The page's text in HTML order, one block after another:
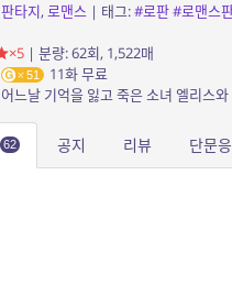
판타지, 로맨스| 태그:#로판#로맨스
×5| 분량: 62회, 1,522매
51
11화 무료
62 공지 리뷰 단문